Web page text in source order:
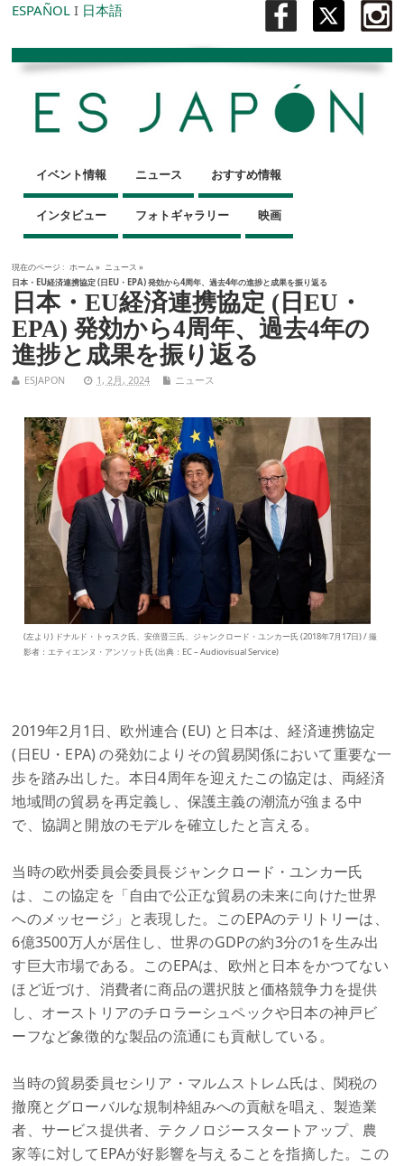
ESPAÑOL I 日本語
イベント情報 ニュース おすすめ情報
インタビュー フォトギャラリー 映画
現在のページ : ホーム » ニュース »
日本・EU経済連携協定 (日EU・EPA) 発効から4周年、過去4年の進捗と成果を振り返る
日本・EU経済連携協定 (日EU・
EPA) 発効から4周年、過去4年の
進捗と成果を振り返る
ESJAPON 1, 2月, 2024 ニュース
(左より) ドナルド・トゥスク氏、安倍晋三氏、ジャンクロード・ユンカー氏 (2018年7月17日) / 撮
影者：エティエンヌ・アンソット氏 (出典：EC – Audiovisual Service)
2019年2月1日、欧州連合 (EU) と日本は、経済連携協定
(日EU・EPA) の発効によりその貿易関係において重要な一
歩を踏み出した。本日4周年を迎えたこの協定は、両経済
地域間の貿易を再定義し、保護主義の潮流が強まる中
で、協調と開放のモデルを確立したと言える。
当時の欧州委員会委員長ジャンクロード・ユンカー氏
は、この協定を「自由で公正な貿易の未来に向けた世界
へのメッセージ」と表現した。このEPAのテリトリーは、
6億3500万人が居住し、世界のGDPの約3分の1を生み出
す巨大市場である。このEPAは、欧州と日本をかつてない
ほど近づけ、消費者に商品の選択肢と価格競争力を提供
し、オーストリアのチロラーシュペックや日本の神戸ビ
ーフなど象徴的な製品の流通にも貢献している。
当時の貿易委員セシリア・マルムストレム氏は、関税の
撤廃とグローバルな規制枠組みへの貢献を唱え、製造業
者、サービス提供者、テクノロジースタートアップ、農
家等に対してEPAが好影響を与えることを指摘した。この